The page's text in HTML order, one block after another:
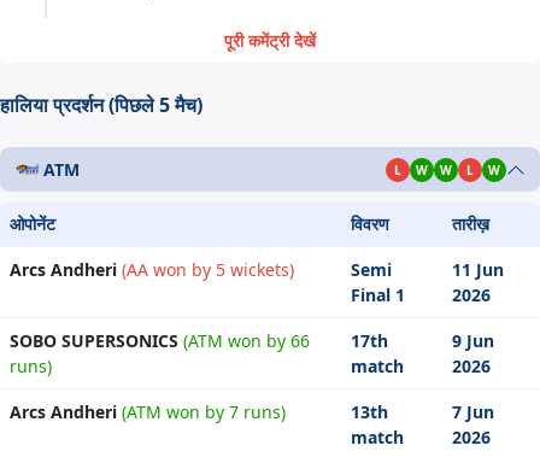
पूरी कमेंट्री देखें
हालिया प्रदर्शन (पिछले 5 मैच)
ATM L W W L W
ओपोनेंट विवरण
तारीख़
Arcs Andheri (AA won by 5 wickets)
Semi
Final 1
11 Jun
2026
SOBO SUPERSONICS (ATM won by 66
runs)
17th
match
9 Jun
2026
Arcs Andheri (ATM won by 7 runs)
13th
match
7 Jun
2026